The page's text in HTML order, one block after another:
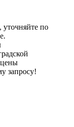
уточняйте по
запросу!